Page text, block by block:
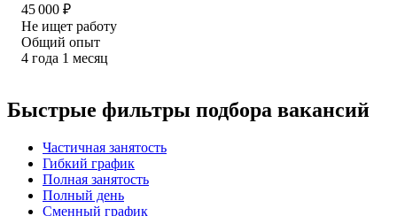
45 000 ₽
Не ищет работу
Общий опыт
4 года 1 месяц
Быстрые фильтры подбора вакансий
Частичная занятость
Гибкий график
Полная занятость
Полный день
Сменный график